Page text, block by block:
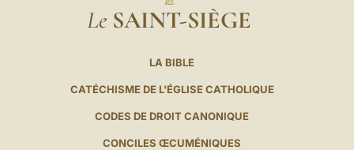
Le SAINT-SIÈGE
LA BIBLE
CATÉCHISME DE L'ÉGLISE CATHOLIQUE
CODES DE DROIT CANONIQUE
CONCILES ŒCUMÉNIQUES